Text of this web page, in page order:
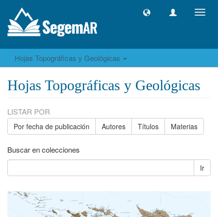
Hojas Topográficas y Geológicas
Hojas Topográficas y Geológicas
LISTAR POR
Por fecha de publicación Autores Títulos Materias
Buscar en colecciones
Ir